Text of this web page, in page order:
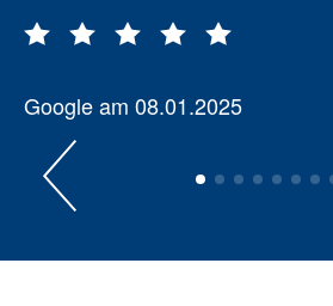
Google am 08.01.2025